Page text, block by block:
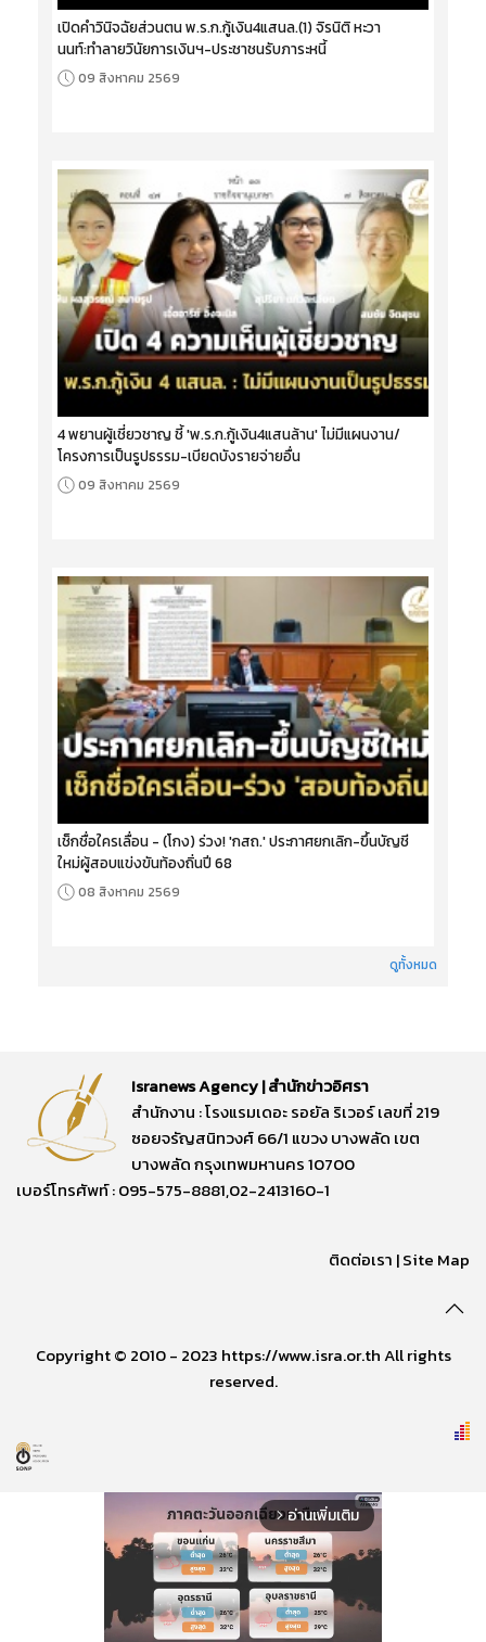
เปิดคำวินิจฉัยส่วนตน พ.ร.ก.กู้เงิน4แสนล.(1) จิรนิติ หะวา
นนท์:ทำลายวินัยการเงินฯ-ประชาชนรับภาระหนี้
09 สิงหาคม 2569
4 พยานผู้เชี่ยวชาญ ชี้ 'พ.ร.ก.กู้เงิน4แสนล้าน' ไม่มีแผนงาน/
โครงการเป็นรูปธรรม-เบียดบังรายจ่ายอื่น
09 สิงหาคม 2569
เช็กชื่อใครเลื่อน - (โกง) ร่วง! 'กสถ.' ประกาศยกเลิก-ขึ้นบัญชี
ใหม่ผู้สอบแข่งขันท้องถิ่นปี 68
08 สิงหาคม 2569
ดูทั้งหมด
Isranews Agency | สำนักข่าวอิศรา
สำนักงาน : โรงแรมเดอะ รอยัล ริเวอร์ เลขที่ 219
ซอยจรัญสนิทวงศ์ 66/1 แขวง บางพลัด เขต
บางพลัด กรุงเทพมหานคร 10700
เบอร์โทรศัพท์ : 095-575-8881,02-2413160-1
ติดต่อเรา |Site Map
Copyright © 2010 - 2023 https://www.isra.or.th All rights
reserved.
arrow_forward_ios อ่านเพิ่มเติม